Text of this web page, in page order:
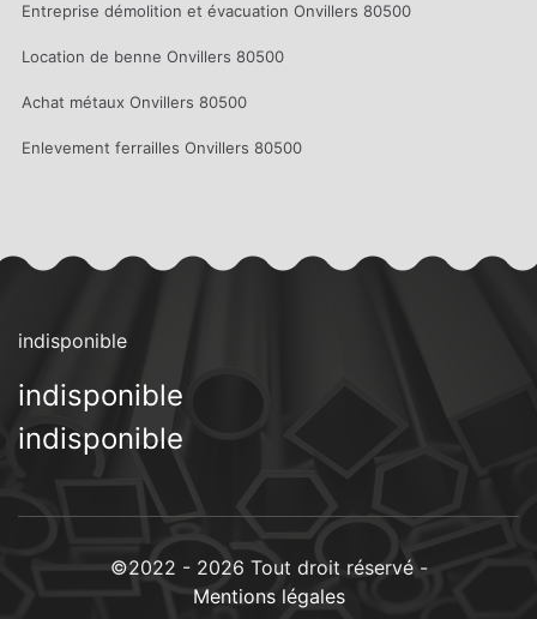
Entreprise démolition et évacuation Onvillers 80500
Location de benne Onvillers 80500
Achat métaux Onvillers 80500
Enlevement ferrailles Onvillers 80500
indisponible
indisponible
indisponible
©2022 - 2026 Tout droit réservé -
Mentions légales